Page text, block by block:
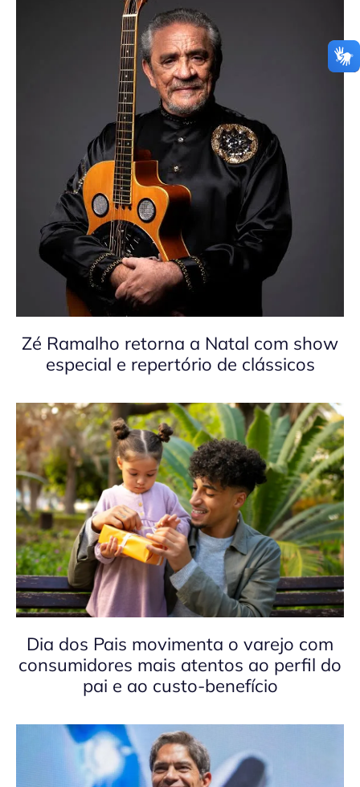
Zé Ramalho retorna a Natal com show
especial e repertório de clássicos
Dia dos Pais movimenta o varejo com
consumidores mais atentos ao perfil do
pai e ao custo-benefício